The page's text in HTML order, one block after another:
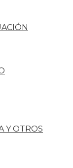
Y OTROS